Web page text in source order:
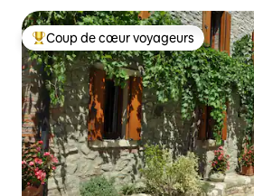
Coups de cœur voyageurs les plus
Coup de cœur voyageurs